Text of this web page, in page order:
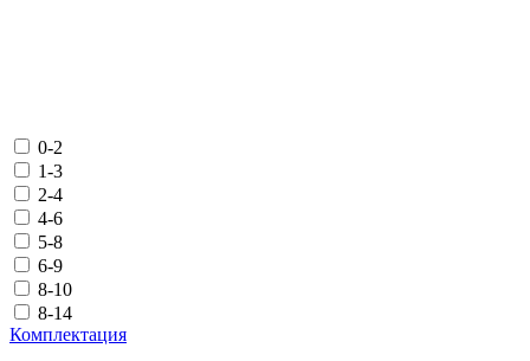
0-2
1-3
2-4
4-6
5-8
6-9
8-10
8-14
Комплектация